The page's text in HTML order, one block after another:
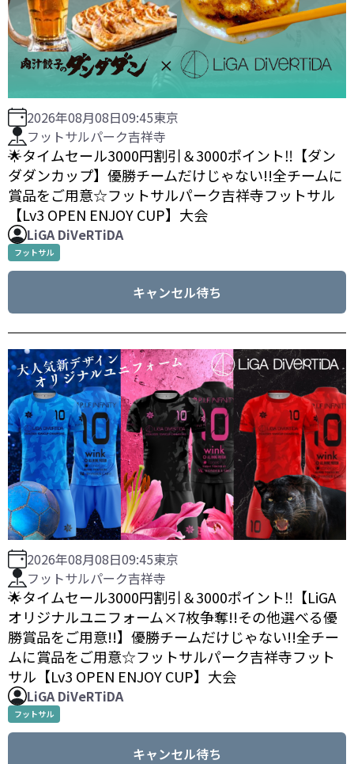
2026年08月08日09:45東京
フットサルパーク吉祥寺
🌟タイムセール3000円割引＆3000ポイント‼️【ダン
ダダンカップ】優勝チームだけじゃない!!全チームに
賞品をご用意☆フットサルパーク吉祥寺フットサル
【Lv3 OPEN ENJOY CUP】大会
LiGA DiVeRTiDA
フットサル
キャンセル待ち
2026年08月08日09:45東京
フットサルパーク吉祥寺
🌟タイムセール3000円割引＆3000ポイント‼️【LiGA
オリジナルユニフォーム×7枚争奪!!その他選べる優
勝賞品をご用意!!】優勝チームだけじゃない!!全チー
ムに賞品をご用意☆フットサルパーク吉祥寺フット
サル【Lv3 OPEN ENJOY CUP】大会
LiGA DiVeRTiDA
フットサル
キャンセル待ち